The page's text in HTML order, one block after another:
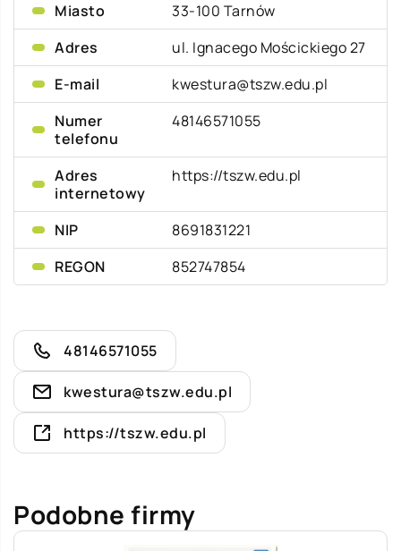
Miasto
33-100 Tarnów
Adres
ul. Ignacego Mościckiego 27
E-mail
kwestura@tszw.edu.pl
Numer
telefonu
48146571055
Adres
internetowy
https://tszw.edu.pl
NIP
8691831221
REGON
852747854
48146571055
kwestura@tszw.edu.pl
https://tszw.edu.pl
Podobne firmy